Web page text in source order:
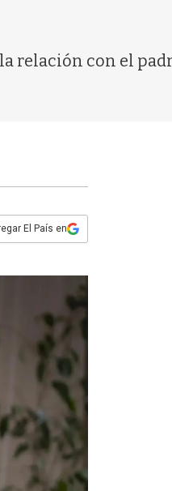
relación con el
El País en